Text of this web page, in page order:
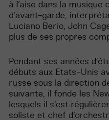
à l’aise dans la musique
d’avant-garde,
Luciano Berio, John
plus de ses propres
Pendant ses années
débuts aux Etats-Unis
russe sous la direction
suivante, il fonde les
lesquels il s’est
soliste et chef